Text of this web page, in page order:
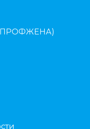
(ПРОФЖЕНА)